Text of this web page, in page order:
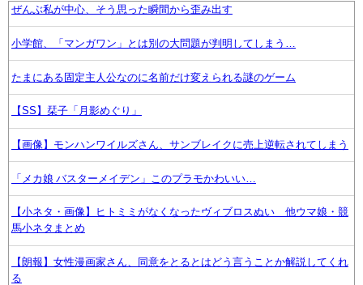
ぜんぶ私が中心、そう思った瞬間から歪み出す
小学館、「マンガワン」とは別の大問題が判明してしまう…
たまにある固定主人公なのに名前だけ変えられる謎のゲーム
【SS】栞子「月影めぐり」
【画像】モンハンワイルズさん、サンブレイクに売上逆転されてしまう
「メカ娘 バスターメイデン」このプラモかわいい…
【小ネタ・画像】ヒトミミがなくなったヴィブロスぬい 他ウマ娘・競
馬小ネタまとめ
【朗報】女性漫画家さん、同意をとるとはどう言うことか解説してくれ
る